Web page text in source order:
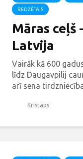
REDZĒTAIS
Māras ceļš
Latvija
Vairāk kā 600
līdz Daugavpilij
arī sena
arhitektūru un
Kristaps